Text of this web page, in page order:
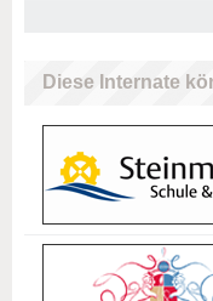
Diese Internate